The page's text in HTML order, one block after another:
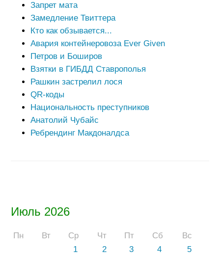
Июль 2026
Пн Вт Ср Чт Пт Сб
Вс
1
2 3 4
5
Запрет мата
Замедление Твиттера
Кто как обзывается...
Авария контейнеровоза Ever Given
Петров и Боширов
Взятки в ГИБДД Ставрополья
Рашкин застрелил лося
QR-коды
Национальность преступников
Анатолий Чубайс
Ребрендинг Макдоналдса